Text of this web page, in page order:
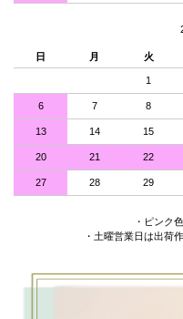
日 月 火
1
6 7 8
13 14 15
20 21 22
27 28 29
・ピンク
・土曜営業日は出荷